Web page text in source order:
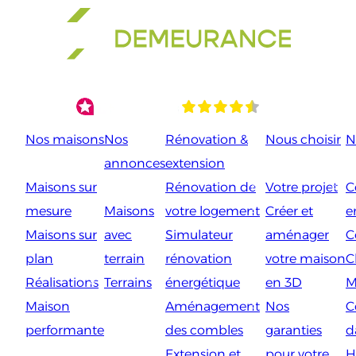
Nos maisons
Maisons sur
mesure
Maisons sur
plan
Réalisations
Maison
performante
Nos
annonces
Maisons
avec
terrain
Terrains
Rénovation &
extension
Rénovation de
votre logement
Simulateur
rénovation
énergétique
Aménagement
des combles
Nous choisir
Votre projet
Créer et
aménager
votre maison
en 3D
Nos
garanties